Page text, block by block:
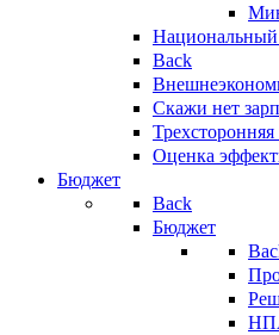
Национальный
Back
Скажи нет
Оценка
Бюджет
Back
Бюджет